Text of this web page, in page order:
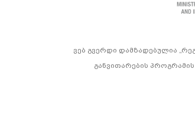
ვებ გვერდი დამზადებულია
განვითარების